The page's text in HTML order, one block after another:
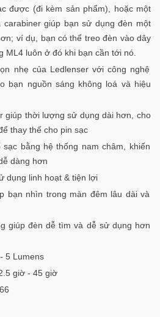
được (đi kèm sản phẩm), hoặc một
carabiner giúp bạn sử dụng đèn một
ví dụ, bạn có thể treo đèn vào dây
ML4 luôn ở đó khi bạn cần tới nó.
nhẹ của Ledlenser với công nghệ
bạn nguồn sáng không loá và hiệu
giúp thời lượng sử dụng dài hơn, cho
thay thế cho pin sạc
bằng hệ thống nam châm, khiến
dàng hơn
dụng linh hoạt & tiện lợi
bạn nhìn trong màn đêm lâu dài và
giúp đèn dễ tìm và dễ sử dụng hơn
5 Lumens
giờ - 45 giờ